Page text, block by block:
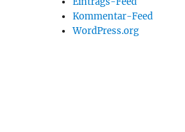
Kommentar-Feed
WordPress.org